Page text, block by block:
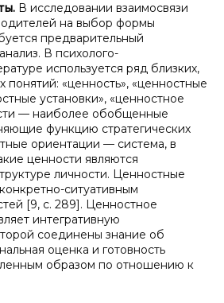
В исследовании взаимосвязи
на выбор формы
предварительный
В психолого-
используется ряд близких,
«ценность», «ценностные
установки», «ценностное
— наиболее обобщенные
функцию стратегических
ориентации — система, в
ценности являются
личности. Ценностные
ситуативным
[9, с. 289]. Ценностное
интегративную
соединены знание об
оценка и готовность
образом по отношению к